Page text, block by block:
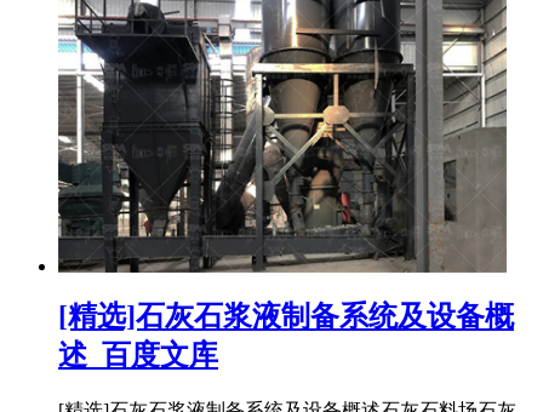
[精选]石灰石浆液制备系统及设备概
述_百度文库